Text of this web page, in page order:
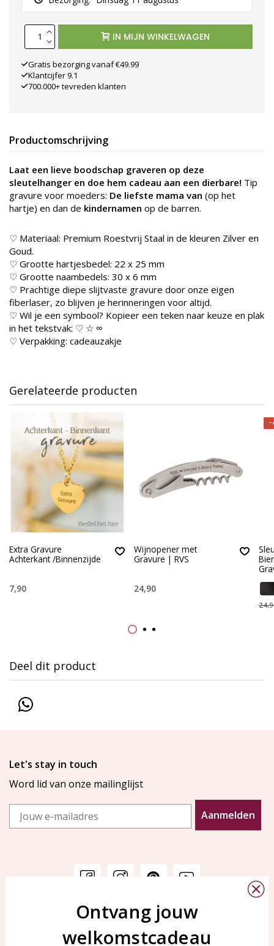
IN MIJN WINKELWAGEN
Gratis bezorging vanaf €49.99
Klantcijfer 9.1
700.000+ tevreden klanten
Productomschrijving
Laat een lieve boodschap graveren op deze
sleutelhanger en doe hem cadeau aan een dierbare! Tip
gravure voor moeders: De liefste mama van (op het
hartje) en dan de kindernamen op de barren.
♡ Materiaal: Premium Roestvrij Staal in de kleuren Zilver en
Goud.
♡ Grootte hartjesbedel: 22 x 25 mm
♡ Grootte naambedels: 30 x 6 mm
♡ Prachtige diepe slijtvaste gravure door onze eigen
fiberlaser, zo blijven je herinneringen voor altijd.
♡ Wil je een symbool? Kopieer een teken naar keuze en plak
in het tekstvak: ♡ ☆ ∞
♡ Verpakking: cadeauzakje
Gerelateerde producten
Extra Gravure
Achterkant /Binnenzijde
7,90
Wijnopener met
Gravure | RVS
24,90
-
Deel dit product
Let's stay in touch
Word lid van onze mailinglijst
Email
Aanmelden
Veelgestelde vragen
KAYA Sieraden
Bellen of WhatsApp Ma-Vr
Ontvang jouw
welkomstcadeau